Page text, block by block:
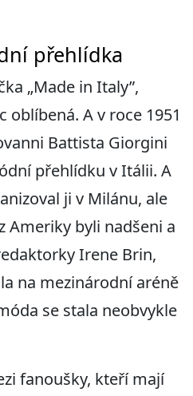
přehlídka
„Made in Italy”,
oblíbená. A v roce 1951
Battista Giorgini
přehlídku v Itálii. A
ji v Milánu, ale
Ameriky byli nadšeni a
Irene Brin,
na mezinárodní aréně
se stala neobvykle
fanoušky, kteří mají